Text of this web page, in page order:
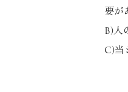
要が
b)人
c)当